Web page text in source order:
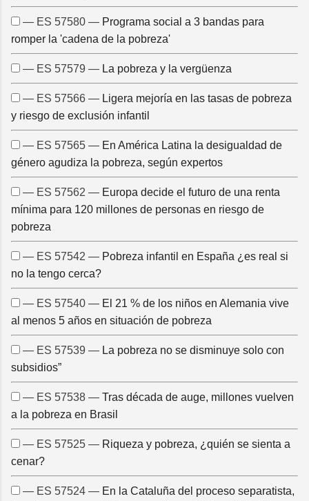
— ES 57580 — Programa social a 3 bandas para
romper la 'cadena de la pobreza'
— ES 57579 — La pobreza y la vergüenza
— ES 57566 — Ligera mejoría en las tasas de pobreza
y riesgo de exclusión infantil
— ES 57565 — En América Latina la desigualdad de
género agudiza la pobreza, según expertos
— ES 57562 — Europa decide el futuro de una renta
mínima para 120 millones de personas en riesgo de
pobreza
— ES 57542 — Pobreza infantil en España ¿es real si
no la tengo cerca?
— ES 57540 — El 21 % de los niños en Alemania vive
al menos 5 años en situación de pobreza
— ES 57539 — La pobreza no se disminuye solo con
subsidios”
— ES 57538 — Tras década de auge, millones vuelven
a la pobreza en Brasil
— ES 57525 — Riqueza y pobreza, ¿quién se sienta a
cenar?
— ES 57524 — En la Cataluña del proceso separatista,